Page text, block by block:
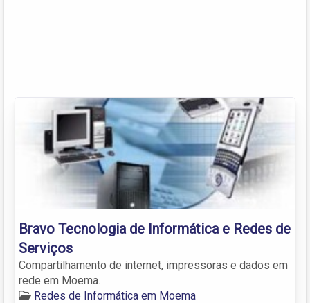
Bravo Tecnologia de Informática e Redes de
Serviços
Compartilhamento de internet, impressoras e dados em
rede em Moema.
Redes de Informática em Moema